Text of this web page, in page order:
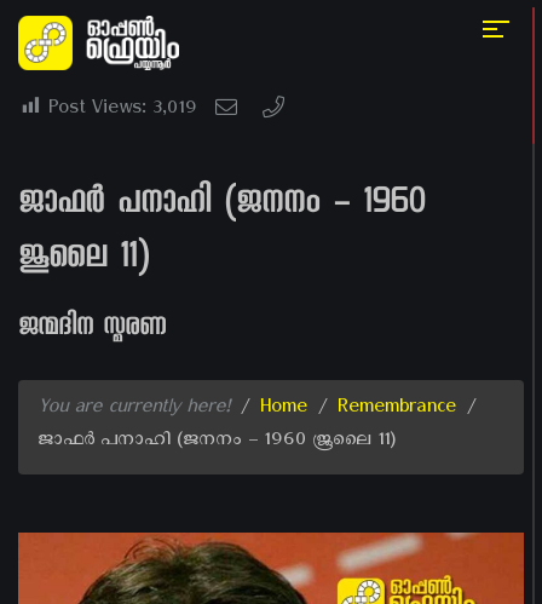
Post Views: 3,019
ജാഫർ പനാഹി (ജനനം – 1960
ജൂലൈ 11)
ജന്മദിന സ്മരണ
You are currently here! / Home / Remembrance /
ജാഫർ പനാഹി (ജനനം – 1960 ജൂലൈ 11)